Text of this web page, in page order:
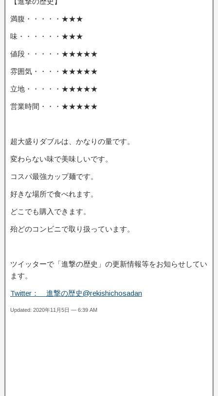
満腹・・・・・★★★
味・・・・・・★★★
値段・・・・・★★★★★
雰囲気・・・・★★★★★
立地・・・・・★★★★★
営業時間・・・★★★★★
超大盛りダブルは、かなりの量です。
変わらない味で美味しいです。
コスパ最強カップ麺です。
好きな場所で食べれます。
どこでも購入できます。
殆どのコンビニで取り扱っています。
ツイッターで「進撃の歴史」の更新情報等をお知らせしてい
ます。
Twitter： 進撃の歴史@rekishichosadan
Updated: 2020年11月5日 — 6:39 AM